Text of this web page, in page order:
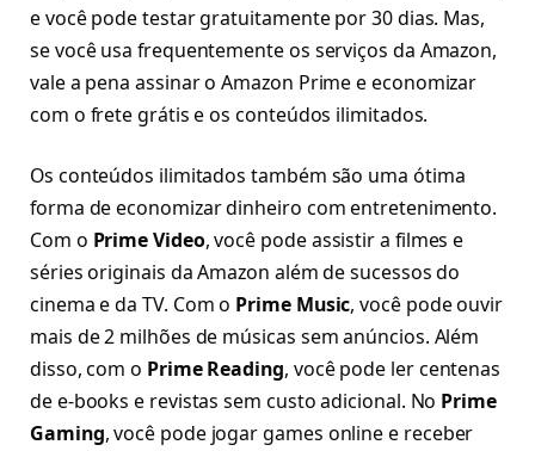
e você pode testar gratuitamente por 30 dias. Mas,
se você usa frequentemente os serviços da Amazon,
vale a pena assinar o Amazon Prime e economizar
com o frete grátis e os conteúdos ilimitados.
Os conteúdos ilimitados também são uma ótima
forma de economizar dinheiro com entretenimento.
Com o Prime Video, você pode assistir a filmes e
séries originais da Amazon além de sucessos do
cinema e da TV. Com o Prime Music, você pode ouvir
mais de 2 milhões de músicas sem anúncios. Além
disso, com o Prime Reading, você pode ler centenas
de e-books e revistas sem custo adicional. No Prime
Gaming, você pode jogar games online e receber